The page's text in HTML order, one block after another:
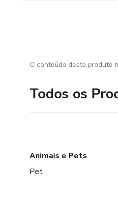
O conteúdo deste produto
Todos os
Animais e Pets
Pet